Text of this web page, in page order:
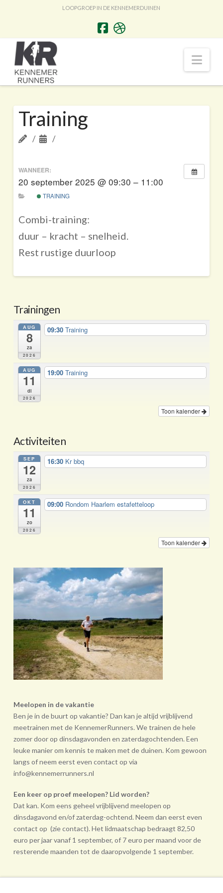
LOOPGROEP IN DE KENNEMERDUINEN
Training
WANNEER:
20 september 2025 @ 09:30 – 11:00
TRAINING
Combi-training:
duur – kracht – snelheid.
Rest rustige duurloop
Trainingen
AUG
8
za
2026
09:30Training
AUG
11
di
2026
19:00Training
Toon kalender
Activiteiten
SEP
12
za
2026
16:30 Kr bbq
OKT
11
zo
2026
09:00 Rondom Haarlem estafetteloop
Toon kalender
Meelopen in de vakantie
Ben je in de buurt op vakantie? Dan kan je altijd vrijblijvend
meetrainen met de KennemerRunners. We trainen de hele
zomer door op dinsdagavonden en zaterdagochtenden. Een
leuke manier om kennis te maken met de duinen. Kom gewoon
langs of neem eerst even contact op via
info@kennemerrunners.nl
Een keer op proef meelopen? Lid worden?
Dat kan. Kom eens geheel vrij­blijvend meelopen op
dinsdagavond en/of zaterdag-ochtend. Neem dan eerst even
contact op (zie contact). Het lidmaatschap bedraagt 82,50
euro per jaar vanaf 1 september, of 7 euro per maand voor de
resterende maanden tot de daarop­volgende 1 september.